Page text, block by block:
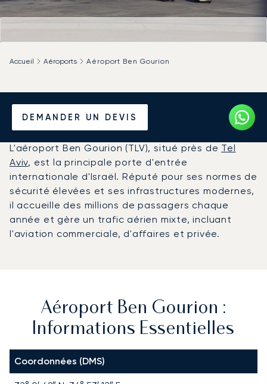
DEMANDER UN DEVIS
Accueil Aéroports Aéroport Ben Gourion
Louer un Jet Privé de/vers
l'Aéroport Ben Gourion
L'aéroport Ben Gourion (TLV), situé près de Tel
Aviv, est la principale porte d'entrée
internationale d'Israël. Réputé pour ses normes de
sécurité élevées et ses infrastructures modernes,
il accueille des millions de passagers chaque
année et gère un trafic aérien mixte, incluant
l'aviation commerciale, d'affaires et privée.
Aéroport Ben Gourion :
Informations Essentielles
Coordonnées (DMS)